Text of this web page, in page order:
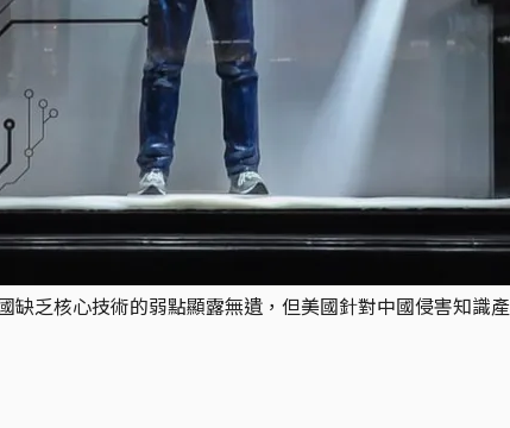
乏核心技術的弱點顯露無遺，但美國針對中國侵害知識